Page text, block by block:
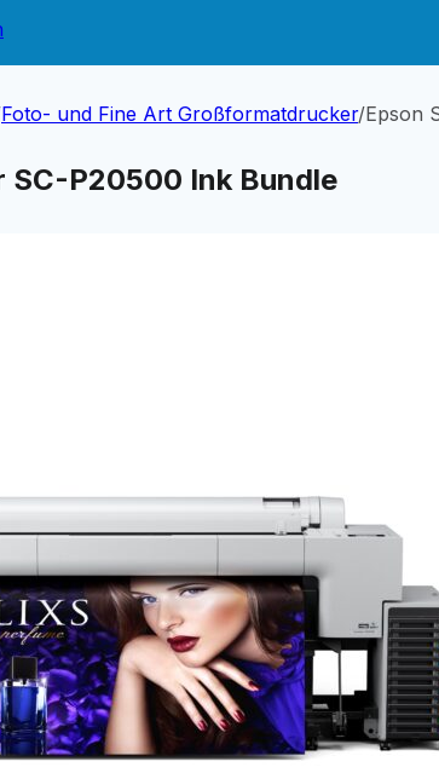
Foto- und Fine Art Großformatdrucker/Epson
SC-P20500 Ink Bundle